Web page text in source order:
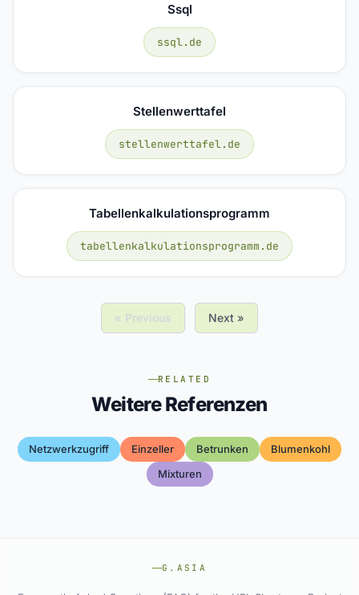
Ssql
ssql.de
Stellenwerttafel
stellenwerttafel.de
Tabellenkalkulationsprogramm
tabellenkalkulationsprogramm.de
« Previous Next »
RELATED
Weitere Referenzen
Netzwerkzugriff Einzeller Betrunken
Blumenkohl
Mixturen
G.ASIA